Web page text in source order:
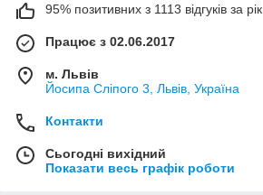
95% позитивних з 1113 відгуків за рік
Працює з 02.06.2017
м. Львів
Йосипа Сліпого 3, Львів, Україна
Контакти
Сьогодні вихідний
Показати весь графік роботи